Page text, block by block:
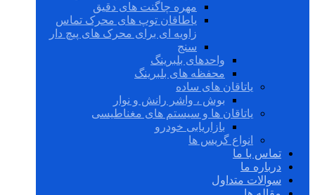
مهره چاگنت های دقیق
یاطاقان توپ های محرک تماس
زاویه ای برای محرک های پیچ دار
سنج
واحدهای بلبرینگ
محفظه های بلبرینگ
یاتاقان های ساده
بوش ، واشر رانش و نوار
یاتاقان ها و سیستم های مغناطیسی
بازاریابی خودرو
انواع گریس ها
تماس با ما
درباره ما
سوالات متداول